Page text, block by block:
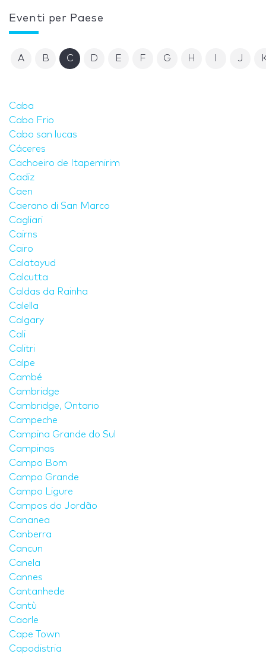
Eventi per Paese
A B C D E F G H J
Caba
Cabo Frio
Cabo san lucas
Cáceres
Cachoeiro de Itapemirim
Cadiz
Caen
Caerano di San Marco
Cagliari
Cairns
Cairo
Calatayud
Calcutta
Caldas da Rainha
Calella
Calgary
Cali
Calitri
Calpe
Cambé
Cambridge
Cambridge, Ontario
Campeche
Campina Grande do Sul
Campinas
Campo Bom
Campo Grande
Campo Ligure
Campos do Jordão
Cananea
Canberra
Cancun
Canela
Cannes
Cantanhede
Cantù
Caorle
Cape Town
Capodistria